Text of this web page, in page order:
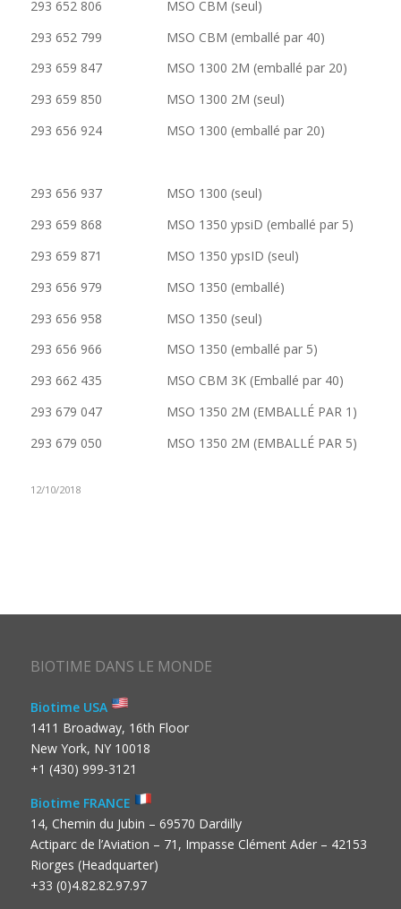
293 652 806 MSO CBM (seul)
293 652 799 MSO CBM (emballé par 40)
293 659 847 MSO 1300 2M (emballé par 20)
293 659 850 MSO 1300 2M (seul)
293 656 924 MSO 1300 (emballé par 20)
293 656 937 MSO 1300 (seul)
293 659 868 MSO 1350 ypsiD (emballé par 5)
293 659 871 MSO 1350 ypsID (seul)
293 656 979 MSO 1350 (emballé)
293 656 958 MSO 1350 (seul)
293 656 966 MSO 1350 (emballé par 5)
293 662 435 MSO CBM 3K (Emballé par 40)
293 679 047 MSO 1350 2M (EMBALLÉ PAR 1)
293 679 050 MSO 1350 2M (EMBALLÉ PAR 5)
12/10/2018
BIOTIME DANS LE MONDE
Biotime USA
1411 Broadway, 16th Floor
New York, NY 10018
+1 (430) 999-3121
Biotime FRANCE
14, Chemin du Jubin – 69570 Dardilly
Actiparc de l’Aviation – 71, Impasse Clément Ader – 42153
Riorges (Headquarter)
+33 (0)4.82.82.97.97